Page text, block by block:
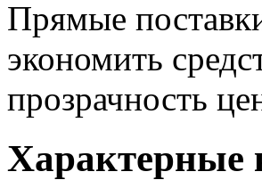
Прямые
экономить
прозрачность
Характерные